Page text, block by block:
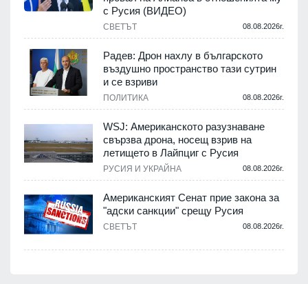
с Русия (ВИДЕО)
СВЕТЪТ 08.08.2026г.
Радев: Дрон нахлу в българското
въздушно пространство тази сутрин
и се взриви
ПОЛИТИКА 08.08.2026г.
WSJ: Американското разузнаване
свързва дрона, носещ взрив на
летището в Лайпциг с Русия
РУСИЯ И УКРАЙНА 08.08.2026г.
Американският Сенат прие закона за
"адски санкции" срещу Русия
СВЕТЪТ 08.08.2026г.